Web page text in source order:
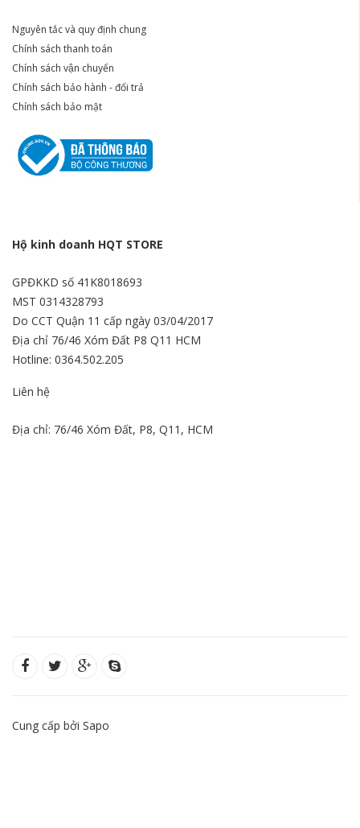
Nguyên tắc và quy định chung
Chính sách thanh toán
Chính sách vận chuyển
Chính sách bảo hành - đổi trả
Chính sách bảo mật
Hộ kinh doanh HQT STORE
GPĐKKD số 41K8018693
MST 0314328793
Do CCT Quận 11 cấp ngày 03/04/2017
Địa chỉ 76/46 Xóm Đất P8 Q11 HCM
Hotline: 0364.502.205
Liên hệ
Địa chỉ: 76/46 Xóm Đất, P8, Q11, HCM
Cung cấp bởi Sapo